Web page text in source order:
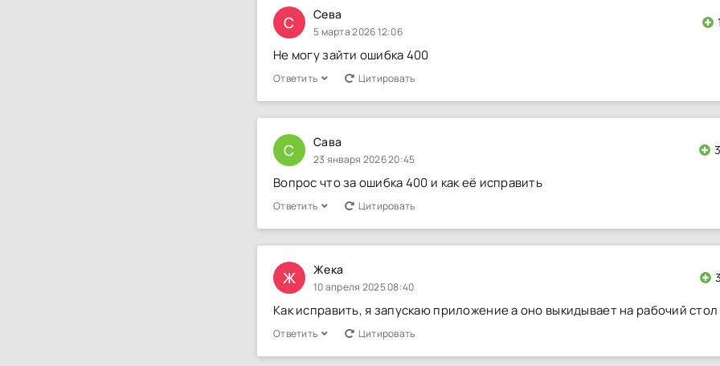
С Сева
5 марта 2026 12:06
Не могу зайти ошибка 400
Ответить Цитировать
С Сава
23 января 2026 20:45
Вопрос что за ошибка 400 и как её исправить
Ответить Цитировать
Ж Жека
10 апреля 2025 08:40
Как исправить, я запускаю приложение а оно выкидывает на рабочий стол
Ответить Цитировать